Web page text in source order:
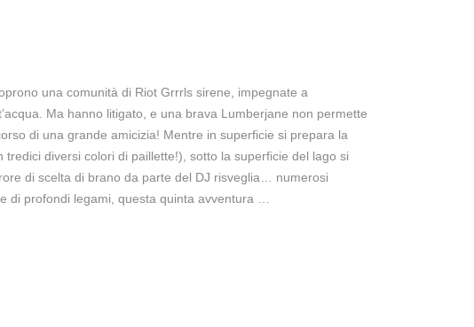
una comunità di Riot Grrrls sirene, impegnate a
Ma hanno litigato, e una brava Lumberjane non permette
di una grande amicizia! Mentre in superficie si prepara la
diversi colori di paillette!), sotto la superficie del lago si
di scelta di brano da parte del DJ risveglia… numerosi
di profondi legami, questa quinta avventura …